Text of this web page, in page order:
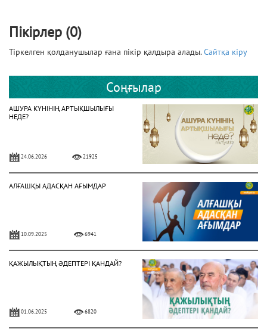
Пікірлер (0)
Тіркелген қолданушылар ғана пікір қалдыра алады.Сайтқа кіру
Соңғылар
АШУРА КҮНІНІҢ АРТЫҚШЫЛЫҒЫ
НЕДЕ?
24.06.2026 21925
АЛҒАШҚЫ АДАСҚАН АҒЫМДАР
10.09.2025 6941
ҚАЖЫЛЫҚТЫҢ ӘДЕПТЕРІ ҚАНДАЙ?
01.06.2025 6820